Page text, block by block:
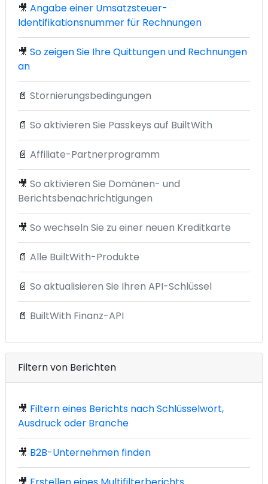
🎥 Angabe einer Umsatzsteuer-
Identifikationsnummer für Rechnungen
🎥 So zeigen Sie Ihre Quittungen und Rechnungen
an
📄 Stornierungsbedingungen
📄 So aktivieren Sie Passkeys auf BuiltWith
📄 Affiliate-Partnerprogramm
🎥 So aktivieren Sie Domänen- und
Berichtsbenachrichtigungen
🎥 So wechseln Sie zu einer neuen Kreditkarte
📄 Alle BuiltWith-Produkte
📄 So aktualisieren Sie Ihren API-Schlüssel
📄 BuiltWith Finanz-API
Filtern von Berichten
🎥 Filtern eines Berichts nach Schlüsselwort,
Ausdruck oder Branche
🎥 B2B-Unternehmen finden